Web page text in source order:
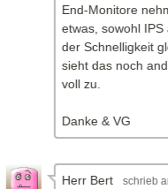
End-Monitore
etwas, sowohl
der Schnelligkeit
sieht das noch
voll zu.
Danke & VG
Herr Bert